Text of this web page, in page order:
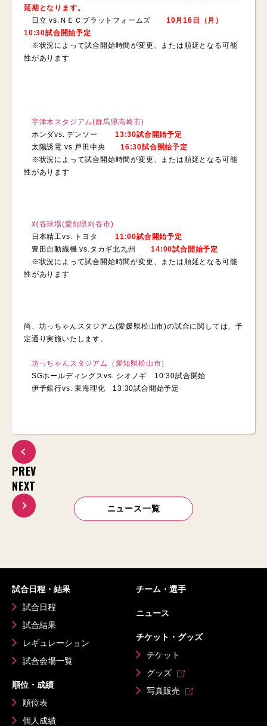
延期となります。
日立 vs.ＮＥＣプラットフォームズ
10月16日（月）
10:30試合開始予定
※状況によって試合開始時間が変更、または順延となる可能
性があります
宇津木スタジアム(群馬県高崎市)
ホンダvs. デンソー
13:30試合開始予定
太陽誘電 vs.戸田中央
16:30試合開始予定
※状況によって試合開始時間が変更、または順延となる可能
性があります
刈谷球場(愛知県刈谷市)
日本精工vs. トヨタ
11:00試合開始予定
豊田自動織機 vs.タカギ北九州
14:00試合開始予定
※状況によって試合開始時間が変更、または順延となる可能
性があります
尚、坊っちゃんスタジアム(愛媛県松山市)の試合に関しては、予
定通り実施いたします。
坊っちゃんスタジアム（愛知県松山市）
SGホールディングスvs. シオノギ 10:30試合開始
伊予銀行vs. 東海理化 13:30試合開始予定
PREV
ニュース一覧
NEXT
試合日程・結果
試合日程
試合結果
レギュレーション
試合会場一覧
順位・成績
順位表
個人成績
チーム・選手
ニュース
チケット・グッズ
チケット
グッズ
写真販売